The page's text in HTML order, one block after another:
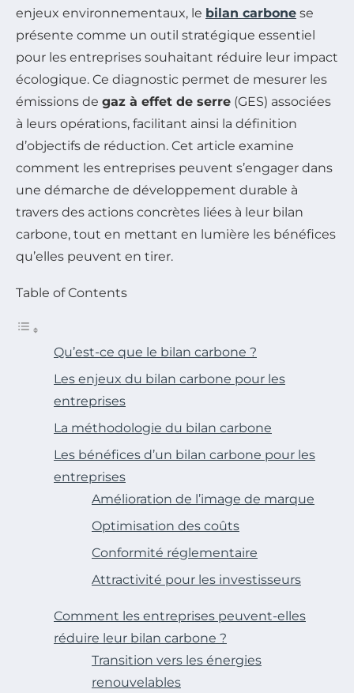
enjeux environnementaux, le bilan carbone se
présente comme un outil stratégique essentiel
pour les entreprises souhaitant réduire leur impact
écologique. Ce diagnostic permet de mesurer les
émissions de gaz à effet de serre (GES) associées
à leurs opérations, facilitant ainsi la définition
d’objectifs de réduction. Cet article examine
comment les entreprises peuvent s’engager dans
une démarche de développement durable à
travers des actions concrètes liées à leur bilan
carbone, tout en mettant en lumière les bénéfices
qu’elles peuvent en tirer.
Table of Contents
Qu’est-ce que le bilan carbone ?
Les enjeux du bilan carbone pour les
entreprises
La méthodologie du bilan carbone
Les bénéfices d’un bilan carbone pour les
entreprises
Amélioration de l’image de marque
Optimisation des coûts
Conformité réglementaire
Attractivité pour les investisseurs
Comment les entreprises peuvent-elles
réduire leur bilan carbone ?
Transition vers les énergies
renouvelables